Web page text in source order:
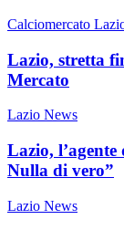
Calciomercato
Lazio, stretta
Mercato
Lazio News
Lazio,
Nulla di vero”
Lazio News